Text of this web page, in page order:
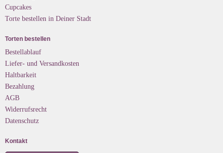
Cupcakes
Torte bestellen in Deiner Stadt
Torten bestellen
Bestellablauf
Liefer- und Versandkosten
Haltbarkeit
Bezahlung
AGB
Widerrufsrecht
Datenschutz
Kontakt